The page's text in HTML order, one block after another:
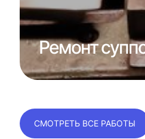
Ремонт
СМОТРЕТЬ ВСЕ РАБОТЫ